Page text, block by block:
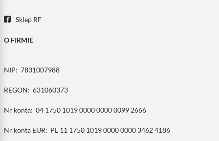
Sklep RF
O FIRMIE
NIP: 7831007988
REGON: 631060373
Nr konta: 04 1750 1019 0000 0000 0099 2666
Nr konta EUR: PL 11 1750 1019 0000 0000 3462 4186